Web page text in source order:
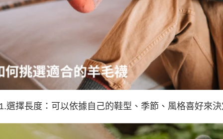
選擇長度：可以依據自己的鞋型、季節、風格喜好來